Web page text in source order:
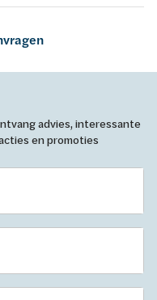
advies, interessante
en promoties